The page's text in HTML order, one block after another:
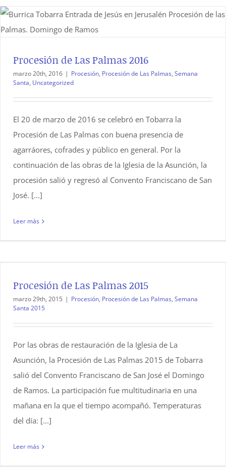
Procesión de Las Palmas 2016
marzo 20th, 2016 | Procesión, Procesión de Las Palmas, Semana
Santa, Uncategorized
El 20 de marzo de 2016 se celebró en Tobarra la
Procesión de Las Palmas con buena presencia de
agarráores, cofrades y público en general. Por la
continuación de las obras de la Iglesia de la Asunción, la
procesión salió y regresó al Convento Franciscano de San
José. [...]
Leer más
Procesión de Las Palmas 2015
marzo 29th, 2015 | Procesión, Procesión de Las Palmas, Semana
Santa 2015
Por las obras de restauración de la Iglesia de La
Asunción, la Procesión de Las Palmas 2015 de Tobarra
salió del Convento Franciscano de San José el Domingo
de Ramos. La participación fue multitudinaria en una
mañana en la que el tiempo acompañó. Temperaturas
del día: [...]
Leer más